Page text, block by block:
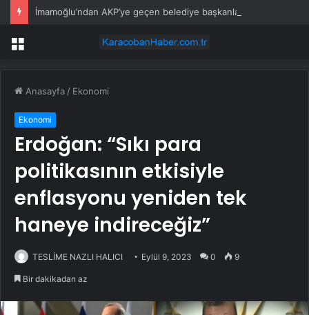
İmamoğlu’ndan AKP’ye geçen belediye başkanlarına tepki
Menü
Anasayfa / Ekonomi
Ekonomi
Erdoğan: “Sıkı para
politikasının etkisiyle
enflasyonu yeniden tek
haneye indireceğiz”
TESLİME NAZLI HALICI Eylül 9, 2023 0 9
Bir dakikadan az